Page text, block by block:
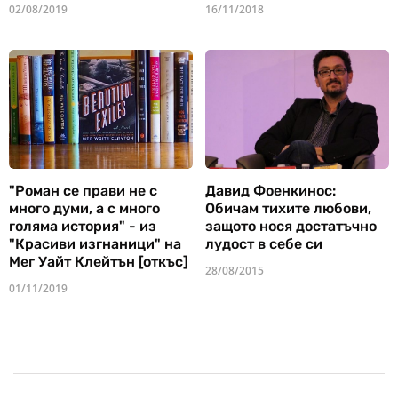
02/08/2019 16/11/2018
"Роман се прави не с
много думи, а с много
голяма история" - из
"Красиви изгнаници" на
Мег Уайт Клейтън [откъс]
01/11/2019
Давид Фоенкинос:
Обичам тихите любови,
защото нося достатъчно
лудост в себе си
28/08/2015